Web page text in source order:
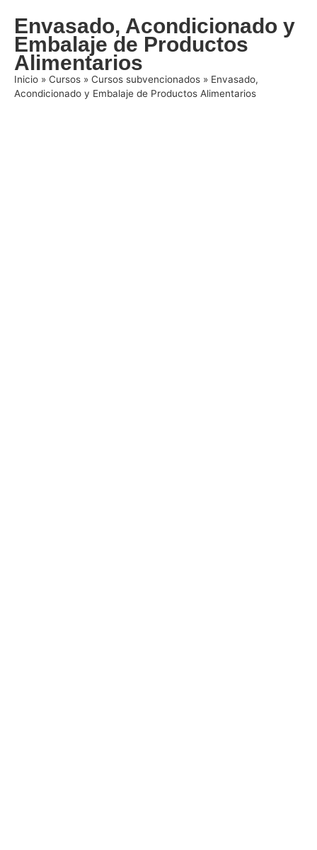
Envasado, Acondicionado y
Embalaje de Productos
Alimentarios
Inicio » Cursos » Cursos subvencionados » Envasado,
Acondicionado y Embalaje de Productos Alimentarios